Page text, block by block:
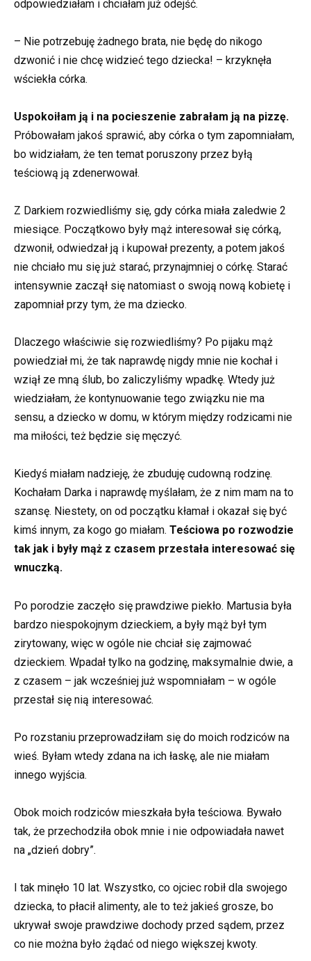
odpowiedziałam i chciałam już odejść.
– Nie potrzebuję żadnego brata, nie będę do nikogo
dzwonić i nie chcę widzieć tego dziecka! – krzyknęła
wściekła córka.
Uspokoiłam ją i na pocieszenie zabrałam ją na pizzę.
Próbowałam jakoś sprawić, aby córka o tym zapomniałam,
bo widziałam, że ten temat poruszony przez byłą
teściową ją zdenerwował.
Z Darkiem rozwiedliśmy się, gdy córka miała zaledwie 2
miesiące. Początkowo były mąż interesował się córką,
dzwonił, odwiedzał ją i kupował prezenty, a potem jakoś
nie chciało mu się już starać, przynajmniej o córkę. Starać
intensywnie zaczął się natomiast o swoją nową kobietę i
zapomniał przy tym, że ma dziecko.
Dlaczego właściwie się rozwiedliśmy? Po pijaku mąż
powiedział mi, że tak naprawdę nigdy mnie nie kochał i
wziął ze mną ślub, bo zaliczyliśmy wpadkę. Wtedy już
wiedziałam, że kontynuowanie tego związku nie ma
sensu, a dziecko w domu, w którym między rodzicami nie
ma miłości, też będzie się męczyć.
Kiedyś miałam nadzieję, że zbuduję cudowną rodzinę.
Kochałam Darka i naprawdę myślałam, że z nim mam na to
szansę. Niestety, on od początku kłamał i okazał się być
kimś innym, za kogo go miałam. Teściowa po rozwodzie
tak jak i były mąż z czasem przestała interesować się
wnuczką.
Po porodzie zaczęło się prawdziwe piekło. Martusia była
bardzo niespokojnym dzieckiem, a były mąż był tym
zirytowany, więc w ogóle nie chciał się zajmować
dzieckiem. Wpadał tylko na godzinę, maksymalnie dwie, a
z czasem – jak wcześniej już wspomniałam – w ogóle
przestał się nią interesować.
Po rozstaniu przeprowadziłam się do moich rodziców na
wieś. Byłam wtedy zdana na ich łaskę, ale nie miałam
innego wyjścia.
Obok moich rodziców mieszkała była teściowa. Bywało
tak, że przechodziła obok mnie i nie odpowiadała nawet
na „dzień dobry”.
I tak minęło 10 lat. Wszystko, co ojciec robił dla swojego
dziecka, to płacił alimenty, ale to też jakieś grosze, bo
ukrywał swoje prawdziwe dochody przed sądem, przez
co nie można było żądać od niego większej kwoty.